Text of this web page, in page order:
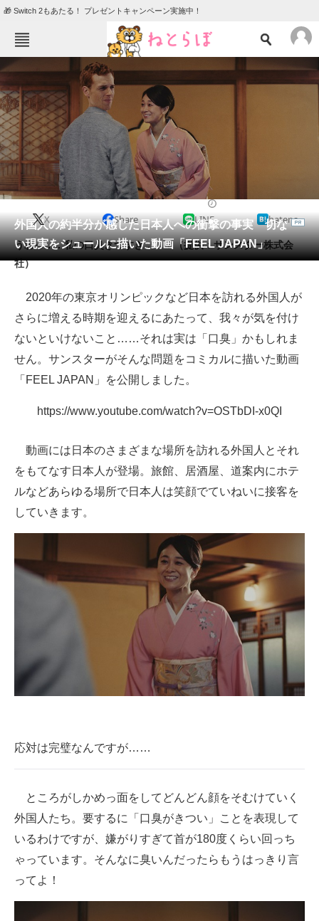
🎁 Switch 2もあたる！ プレゼントキャンペーン実施中！
ねとらぼメニュー
ニュース
エンタメ クイズ
グルメ 地域
住まい 教育・育児
動物 リサーチ
会員記事
メディア
ITの今と未来を見通す
スマホと通信の最新トレンド
進化するPCとデバイスの未来
好きが集まる 比べて選べる
AI活用のいまが分かる
企業ITのトレンドを詳説
マーケ×ITの今がよく分かる
ITエンジニア向け専門サイト
企業向けIT製品の総合サイト
IT製品の技術・比較・事例
製造業のIT導入・活用を支援
エレクトロニクス専門サイト
電子設計の基本と応用
エネルギーの専門メディア
建設×テクノロジーの最前線
ちょっと気になるネットの話題
外国人の約半分が感じた日本人への衝撃の事実 切な
い現実をシュールに描いた動画「FEEL JAPAN」
X Share LINE hatena
うわっ……私の口臭きつすぎ……？（提供：サンスター株式会
社）
2020年の東京オリンピックなど日本を訪れる外国人が
さらに増える時期を迎えるにあたって、我々が気を付け
ないといけないこと……それは実は「口臭」かもしれま
せん。サンスターがそんな問題をコミカルに描いた動画
「FEEL JAPAN」を公開しました。
https://www.youtube.com/watch?v=OSTbDI-x0QI
動画には日本のさまざまな場所を訪れる外国人とそれ
をもてなす日本人が登場。旅館、居酒屋、道案内にホテ
ルなどあらゆる場所で日本人は笑顔でていねいに接客を
していきます。
応対は完璧なんですが……
ところがしかめっ面をしてどんどん顔をそむけていく
外国人たち。要するに「口臭がきつい」ことを表現して
いるわけですが、嫌がりすぎて首が180度くらい回っち
ゃっています。そんなに臭いんだったらもうはっきり言
ってよ！